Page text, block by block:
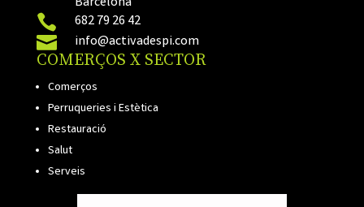
 682 79 26 42
 info@activadespi.com
COMERÇOS X SECTOR
Comerços
Perruqueries i Estètica
Restauració
Salut
Serveis